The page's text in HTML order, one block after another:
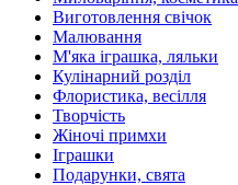
Виготовлення свічок
Малювання
М'яка іграшка, ляльки
Кулінарний розділ
Флористика, весілля
Творчість
Жіночі примхи
Іграшки
Подарунки, свята